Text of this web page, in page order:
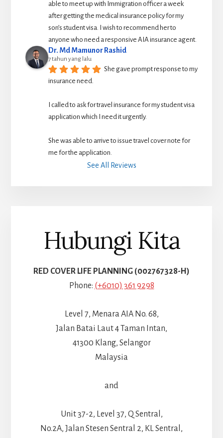
able to meet up with Immigration officer a week
after getting the medical insurance policy for my
son’s student visa. I wish to recommend her to
anyone who need a responsive AIA insurance agent.
Dr. Md Mamunor Rashid
7 tahun yang lalu
She gave prompt response to my
insurance need.
I called to ask for travel insurance for my student visa
application which I need it urgently.
She was able to arrive to issue travel cover note for
me for the application.
See All Reviews
Hubungi Kita
RED COVER LIFE PLANNING (002767328-H)
Phone: (+6010) 361 9298
Level 7, Menara AIA No. 68,
Jalan Batai Laut 4 Taman Intan,
41300 Klang, Selangor
Malaysia
and
Unit 37-2, Level 37, Q Sentral,
No.2A, Jalan Stesen Sentral 2, KL Sentral,